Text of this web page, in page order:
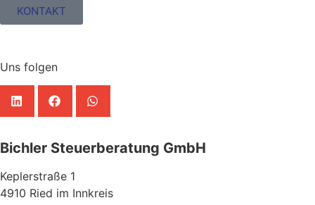
KONTAKT
Uns folgen
Bichler Steuerberatung GmbH
Keplerstraße 1
4910 Ried im Innkreis